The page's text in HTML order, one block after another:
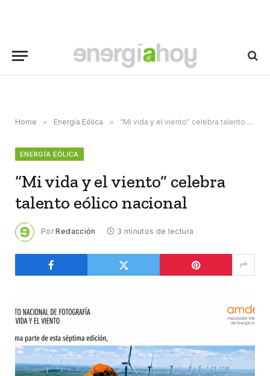
Home » Energía Eólica » “Mi vida y el viento” celebra talento eólico nacional
ENERGÍA EÓLICA
“Mi vida y el viento” celebra
talento eólico nacional
Por Redacción 3 minutos de lectura